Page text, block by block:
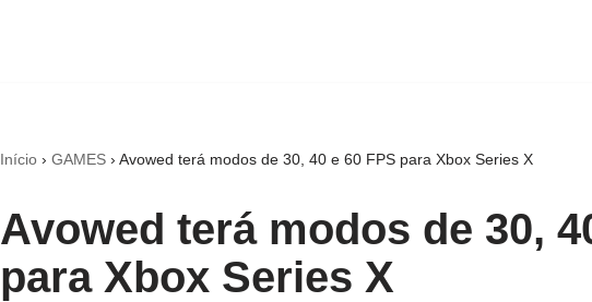
Início› GAMES› Avowed terá modos de 30, 40 e 60 FPS para Xbox Series X
Avowed terá modos de 30,
para Xbox Series X